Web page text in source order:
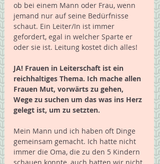
ob bei einem Mann oder Frau, wenn
jemand nur auf seine Bedürfnisse
schaut. Ein Leiter/In ist immer
gefordert, egal in welcher Sparte er
oder sie ist. Leitung kostet dich alles!
JA! Frauen in Leiterschaft ist ein
reichhaltiges Thema. Ich mache allen
Frauen Mut, vorwärts zu gehen,
Wege zu suchen um das was ins Herz
gelegt ist, um zu setzten.
Mein Mann und ich haben oft Dinge
gemeinsam gemacht. Ich hatte nicht
immer die Oma, die zu den 5 Kindern